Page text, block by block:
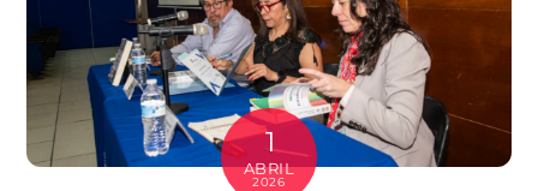
1
ABRIL
2026